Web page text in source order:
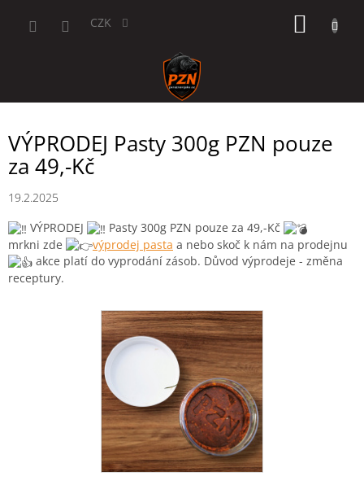
CZK
VÝPRODEJ Pasty 300g PZN pouze
za 49,-Kč
19.2.2025
VÝPRODEJ
Pasty 300g PZN pouze za 49,-Kč
mrkni zde
výprodej pasta a nebo skoč k nám na prodejnu
akce platí do vyprodání zásob. Důvod výprodeje - změna
receptury.